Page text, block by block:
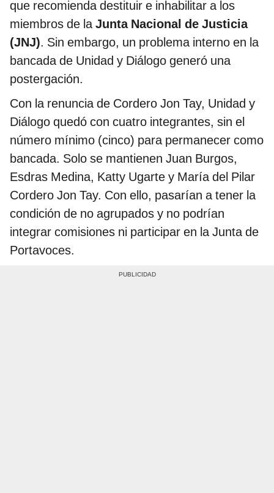
que recomienda destituir e inhabilitar a los
miembros de laJunta Nacional de Justicia
(JNJ). Sin embargo, un problema interno en la
bancada de Unidad y Diálogo generó una
postergación.
Con la renuncia de Cordero Jon Tay, Unidad y
Diálogo quedó con cuatro integrantes, sin el
número mínimo (cinco) para permanecer como
bancada. Solo se mantienen Juan Burgos,
Esdras Medina, Katty Ugarte y María del Pilar
Cordero Jon Tay. Con ello, pasarían a tener la
condición de no agrupados y no podrían
integrar comisiones ni participar en la Junta de
Portavoces.